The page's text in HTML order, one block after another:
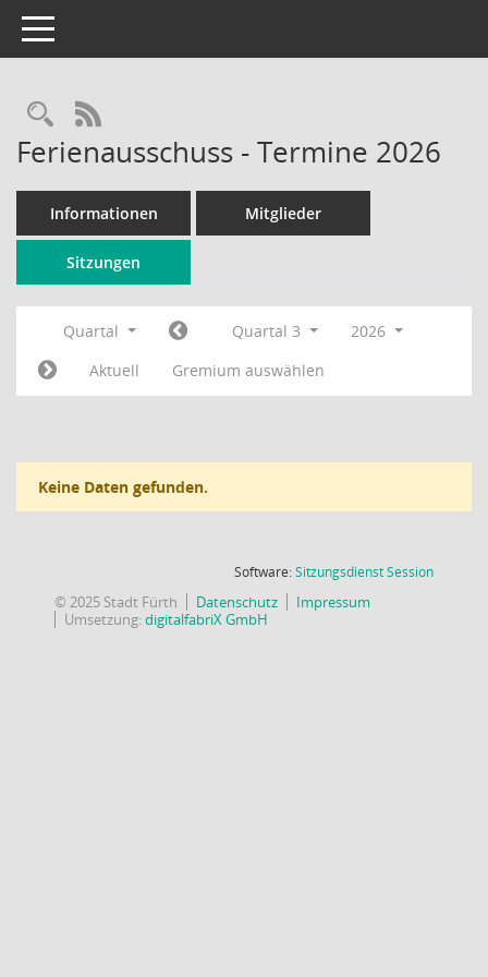
Toggle navigation
Rechercheauswahl
RSS-Feed
Ferienausschuss - Termine 2026
Informationen Mitglieder
Sitzungen
Quartal Quartal 3
2026
Aktuell
Gremium auswählen
Keine Daten gefunden.
Software:SitzungsdienstSession(Wird in
© 2025 Stadt Fürth Datenschutz
Impressum
Umsetzung:digitalfabriX GmbH